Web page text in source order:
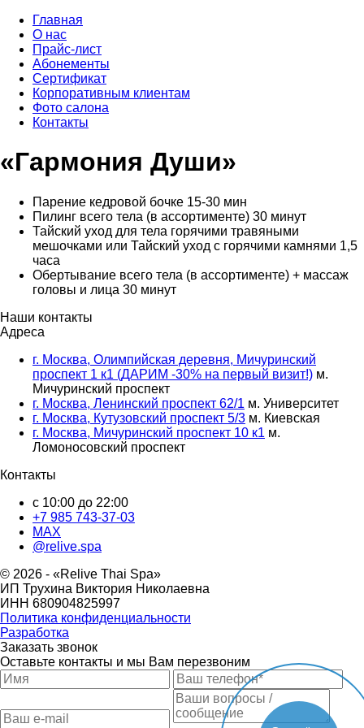
Главная
О нас
Прайс-лист
Абонементы
Сертификат
Корпоративным клиентам
Фото салона
Контакты
«Гармония Души»
Парение кедровой бочке 15-30 мин
Пилинг всего тела (в ассортименте) 30 минут
Тайский уход для тела горячими травяными
мешочками или Тайский уход с горячими камнями 1,5
часа
Обертывание всего тела (в ассортименте) + массаж
головы и лица 30 минут
Наши контакты
Адреса
г. Москва, Олимпийская деревня, Мичуринский
проспект 1 к1 (ДАРИМ -30% на первый визит!) м.
Мичуринский проспект
г. Москва, Ленинский проспект 62/1 м. Университет
г. Москва, Кутузовский проспект 5/3 м. Киевская
г. Москва, Мичуринский проспект 10 к1 м.
Ломоносовский проспект
Контакты
с 10:00 до 22:00
+7 985 743-37-03
MAX
@relive.spa
© 2026 - «Relive Thai Spa»
ИП Трухина Виктория Николаевна
ИНН 680904825997
Политика конфиденциальности
Разработка
Заказать звонок
Оставьте контакты и мы Вам перезвоним